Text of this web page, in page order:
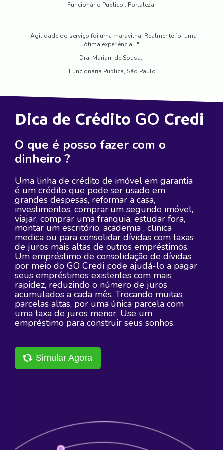
Funcionário Publico , Fortaleza
" Agilidade do serviço foi uma maravilha. Realmente foi uma
ótima experiência . "
Dra. Mariam de Sousa,
Funcionária Publica, São Paulo
Dica de Crédito GO Credi
O que é posso fazer com o
dinheiro ?
Uma linha de crédito de imóvel em garantia
é um crédito que pode ser usado em
grandes despesas, reformar a casa,
investimentos, comprar um segundo imóvel,
viajar, comprar uma franquia, estudar fora,
montar um escritório, academia , clinica
medica ou para consolidar dívidas com taxas
de juros mais altas de outros empréstimos.
Um empréstimo de consolidação de dívidas
por meio do GO Credi pode ajudá-lo a pagar
seus empréstimos existentes com mais
rapidez, reduzindo o número de juros
acumulados a cada mês. Trocando muitas
parcelas altas, por uma única parcela com
uma taxa de juros menor. Use um
empréstimo para construir seus sonhos.
Simular Agora